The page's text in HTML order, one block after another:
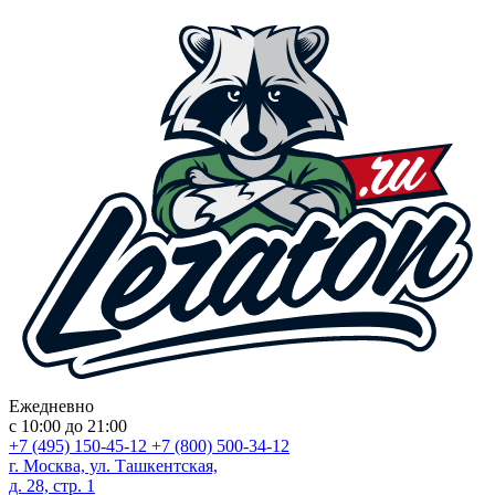
Ежедневно
с 10:00 до 21:00
+7 (495) 150-45-12 +7 (800) 500-34-12
г. Москва, ул. Ташкентская,
д. 28, стр. 1